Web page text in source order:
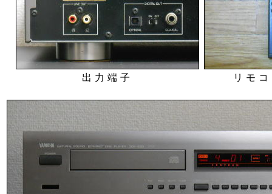
出力端子 リモ